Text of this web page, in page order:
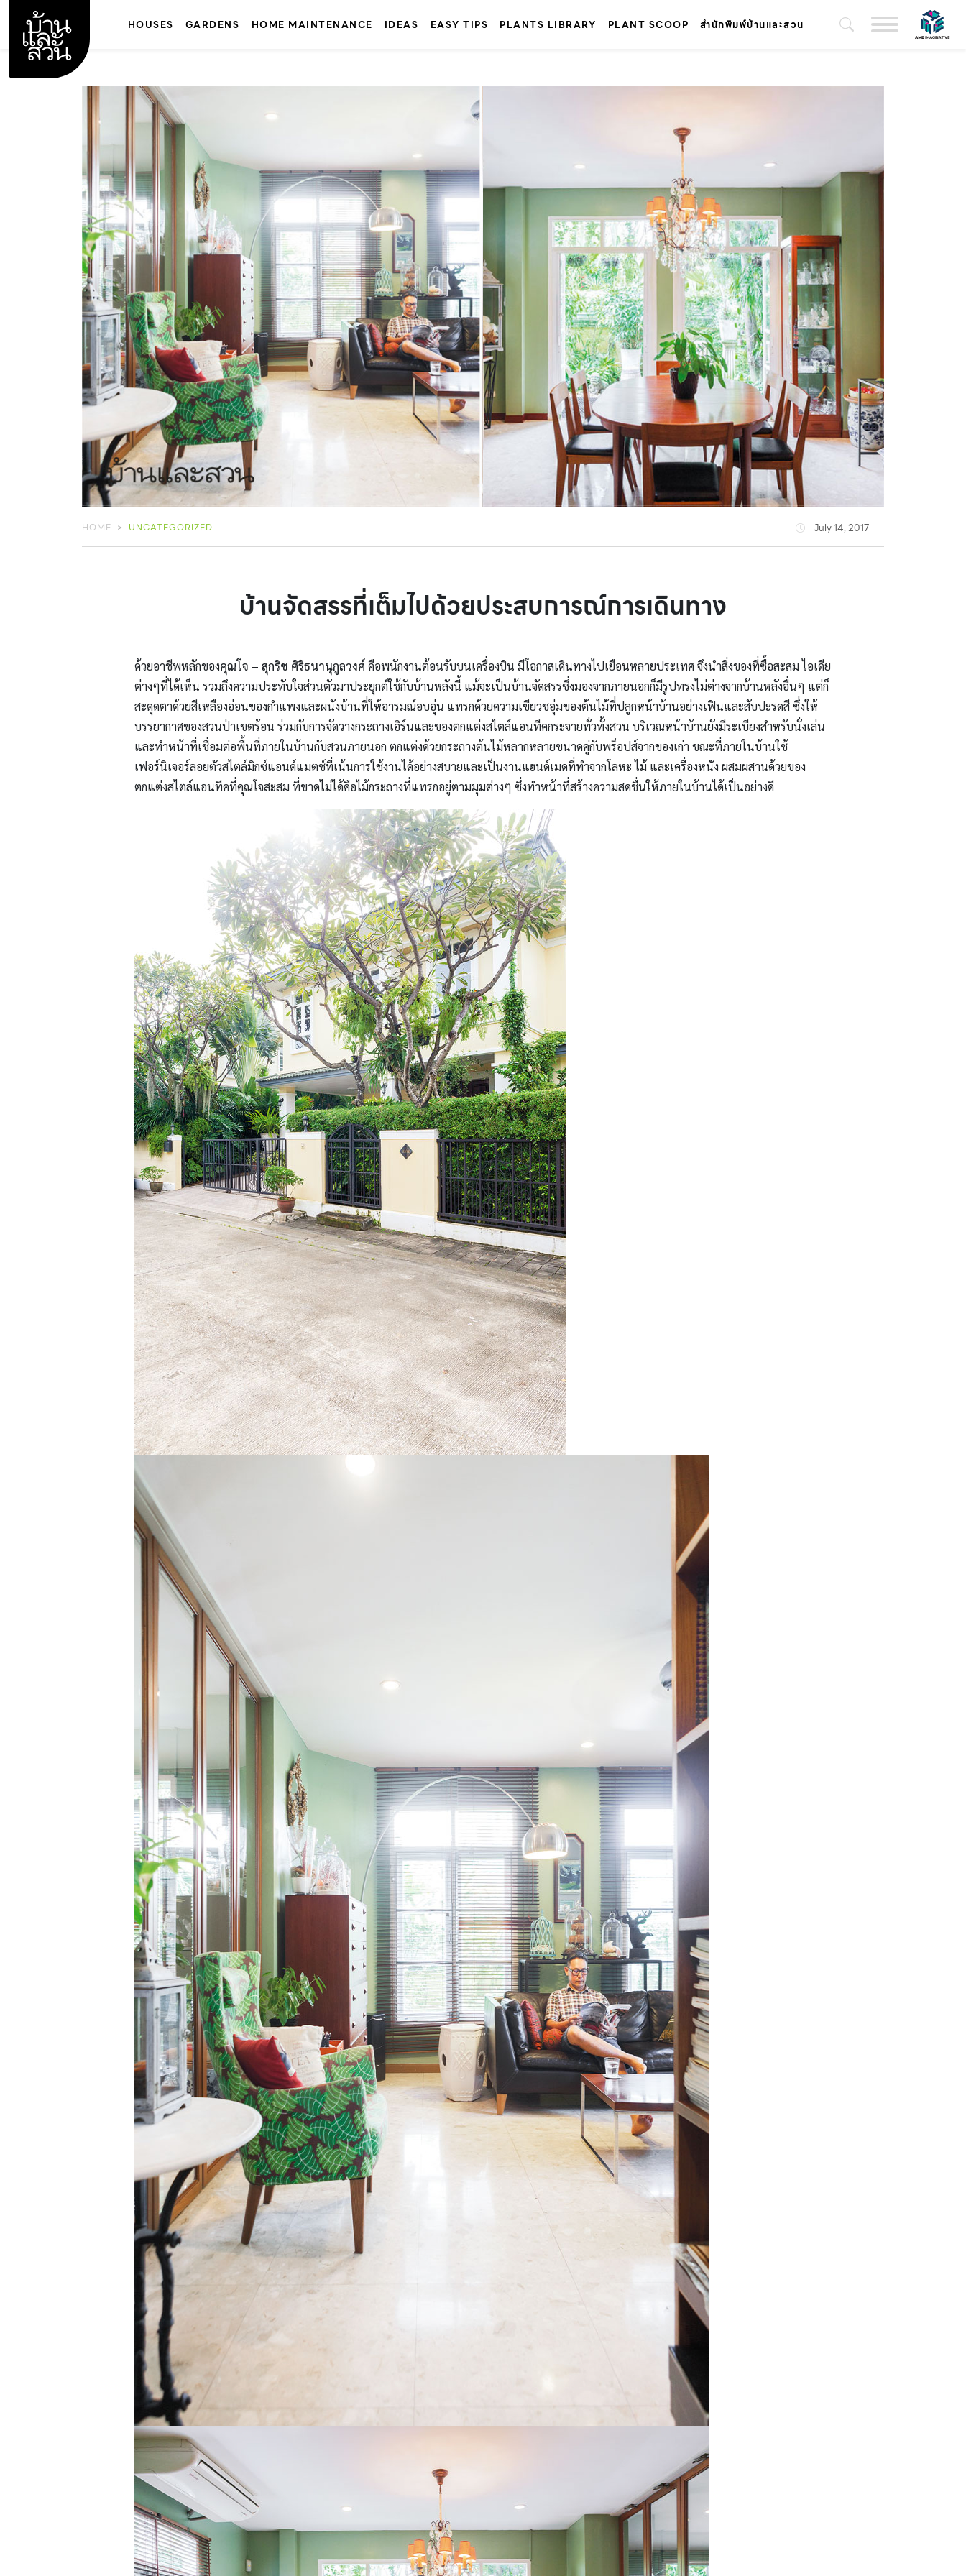
content
HOUSES GARDENS HOME MAINTENANCE IDEAS EASY TIPS PLANTS LIBRARY PLANT SCOOP สำนักพิมพ์บ้านและสวน
HOME UNCATEGORIZED July 14, 2017
บ้านจัดสรรที่เต็มไปด้วยประสบการณ์การเดินทาง
ด้วยอาชีพหลักของคุณโจ – สุกริช ศิริธนานุกูลวงศ์คือพนักงานต้อนรับบนเครื่องบิน มีโอกาสเดินทางไปเยือนหลายประเทศ จึงนำสิ่งของที่ซื้อสะสม ไอเดีย
ต่างๆที่ได้เห็น รวมถึงความประทับใจส่วนตัวมาประยุกต์ใช้กับบ้านหลังนี้ แม้จะเป็นบ้านจัดสรรซึ่งมองจากภายนอกก็มีรูปทรงไม่ต่างจากบ้านหลังอื่นๆ แต่ก็
สะดุดตาด้วยสีเหลืองอ่อนของกำแพงและผนังบ้านที่ให้อารมณ์อบอุ่น แทรกด้วยความเขียวชอุ่มของต้นไม้ที่ปลูกหน้าบ้านอย่างเฟินและสับปะรดสี ซึ่งให้
บรรยากาศของสวนป่าเขตร้อน ร่วมกับการจัดวางกระถางเอิร์นและของตกแต่งสไตล์แอนทีคกระจายทั่วทั้งสวน บริเวณหน้าบ้านยังมีระเบียงสำหรับนั่งเล่น
และทำหน้าที่เชื่อมต่อพื้นที่ภายในบ้านกับสวนภายนอก ตกแต่งด้วยกระถางต้นไม้หลากหลายขนาดคู่กับพร็อปส์จากของเก่า ขณะที่ภายในบ้านใช้
เฟอร์นิเจอร์ลอยตัวสไตล์มิกซ์แอนด์แมตช์ที่เน้นการใช้งานได้อย่างสบายและเป็นงานแฮนด์เมดที่ทำจากโลหะ ไม้ และเครื่องหนัง ผสมผสานด้วยของ
ตกแต่งสไตล์แอนทีคที่คุณโจสะสม ที่ขาดไม่ได้คือไม้กระถางที่แทรกอยู่ตามมุมต่างๆ ซึ่งทำหน้าที่สร้างความสดชื่นให้ภายในบ้านได้เป็นอย่างดี